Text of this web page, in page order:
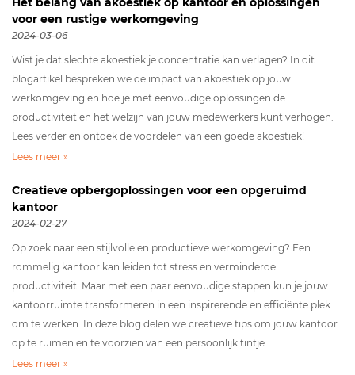
voor een rustige werkomgeving
2024-03-06
Wist je dat slechte akoestiek je concentratie kan verlagen? In dit
blogartikel bespreken we de impact van akoestiek op jouw
werkomgeving en hoe je met eenvoudige oplossingen de
productiviteit en het welzijn van jouw medewerkers kunt verhogen.
Lees verder en ontdek de voordelen van een goede akoestiek!
Lees meer »
Creatieve opbergoplossingen voor een opgeruimd
kantoor
2024-02-27
Op zoek naar een stijlvolle en productieve werkomgeving? Een
rommelig kantoor kan leiden tot stress en verminderde
productiviteit. Maar met een paar eenvoudige stappen kun je jouw
kantoorruimte transformeren in een inspirerende en efficiënte plek
om te werken. In deze blog delen we creatieve tips om jouw kantoor
op te ruimen en te voorzien van een persoonlijk tintje.
Lees meer »